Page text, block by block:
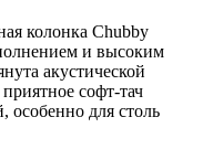
колонка Chubby
и высоким
акустической
софт-тач
особенно для столь